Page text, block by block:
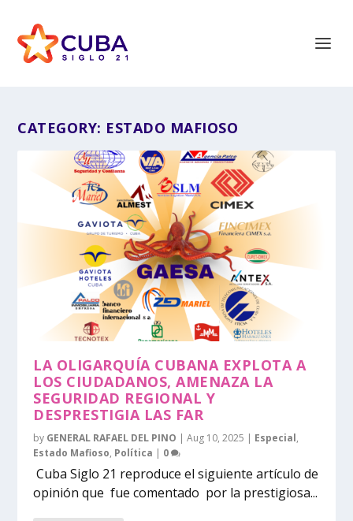
CATEGORY: ESTADO MAFIOSO
LA OLIGARQUÍA CUBANA EXPLOTA A
LOS CIUDADANOS, AMENAZA LA
SEGURIDAD REGIONAL Y
DESPRESTIGIA LAS FAR
by GENERAL RAFAEL DEL PINO |Aug 10, 2025 | Especial,
Estado Mafioso, Política | 0
Cuba Siglo 21 reproduce el siguiente artículo de
opinión que fue comentado por la prestigiosa...